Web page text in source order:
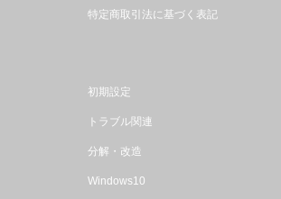
特定商取引法に基づく表記
初期設定
トラブル関連
分解・改造
Windows10